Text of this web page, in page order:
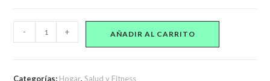
Talonera
D
Silicona
- + AÑADIR AL CARRITO
Categorías: Hogar,Salud y Fitness